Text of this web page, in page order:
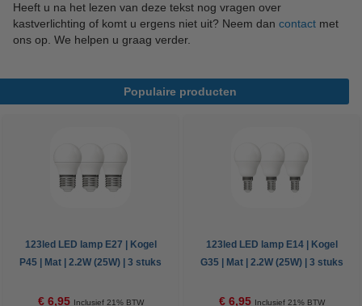
Heeft u na het lezen van deze tekst nog vragen over
kastverlichting of komt u ergens niet uit? Neem dan contact met
ons op. We helpen u graag verder.
Populaire producten
123led LED lamp E27 | Kogel
P45 | Mat | 2.2W (25W) | 3 stuks
€ 6,95 Inclusief 21% BTW
123led LED lamp E14 | Kogel
G35 | Mat | 2.2W (25W) | 3 stuks
€ 6,95 Inclusief 21% BTW